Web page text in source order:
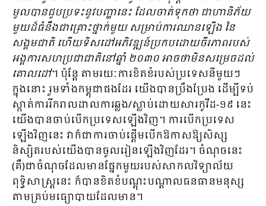
មូលបានជួបប្រទះនូវបញ្ហានេះ ដែលចាត់ទុកថា ជាហានិភ័យ
មួយដ៏ធំនឹងជាគ្រោះថ្នាក់មួយ ​សម្រាប់ការឈានឡើង នៃ
សង្គមជាតិ ហើយទិសដៅអភិវឌ្ឍន៍ប្រកបដោយចីរភាពរបស់
អង្គការសហប្រជាជាតិនៅ​ឆ្នាំ ២០៣០ អាចថា​មិនសម្រេចដល់
គោលដៅ។ ប៉ុន្ដែ តាមរយៈការខិតខំរបស់ប្រទេសនីមួយៗ
ក្នុងនោះ រួមទាំងកម្ពុជាផងដែរ យើងបានប្រឹងប្រែង ដើម្បីទប់
ស្កាត់ការរីករាលដាលការឆ្លង/ស្លាប់ដោយសារកូវីដ-១៩ នេះ
យើងបានចាប់បើកប្រទេសឡើងវិញ។ ការបើកប្រទេស
ឡើងវិញនេះ វាក៏ជាការចាប់ផ្ដើមបើកឱកាស​ឱ្យសិស្ស
និស្សិតរបស់យើងបានចូលរៀនឡើងវិញដែរ។ ចំណុចនេះ
(គឺ)ជាចំណុចដែលមានផ្នែកមួយរបស់សាកលវិទ្យាល័យ
ពុទ្ធិសាស្ដ្រនេះ ក៏បានខិតខំបណ្ដុះបណ្ដាលធនធានមនុស្ស
តាមគ្រប់មធ្យោបាយដែលមាន។